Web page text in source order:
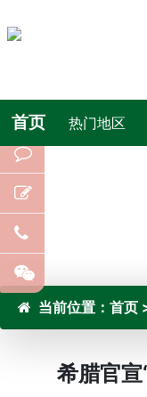
首页 热门地区
当前位置： 首页
希腊官